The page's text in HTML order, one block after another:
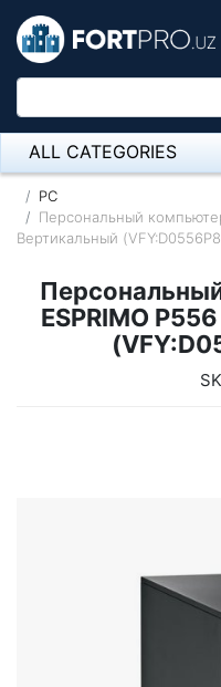
ALL CATEGORIES
Микрофон
Напольные розетки
Оборудование Mikrotik
Пылесос
UPS Uninterruptible
PC
Персональный
Вертикальный
ESPRIMO